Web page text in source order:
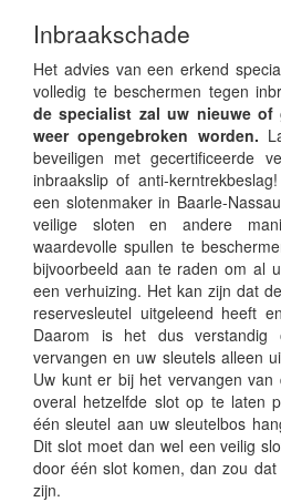
Inbraakschade
Het advies van een erkend
volledig te beschermen tegen
de specialist zal uw nieuwe of
weer opengebroken worden.
beveiligen met gecertificeerde
inbraakslip of anti-
een slotenmaker in Baarle-
veilige sloten en andere
waardevolle spullen te
bijvoorbeeld aan te raden om al
een verhuizing. Het kan zijn dat
reservesleutel uitgeleend heeft
Daarom is het dus
vervangen en uw sleutels alleen
Uw kunt er bij het vervangen
overal hetzelfde slot op te laten
één sleutel aan uw sleutelbos
Dit slot moet dan wel een veilig
door één slot komen, dan zou
zijn.